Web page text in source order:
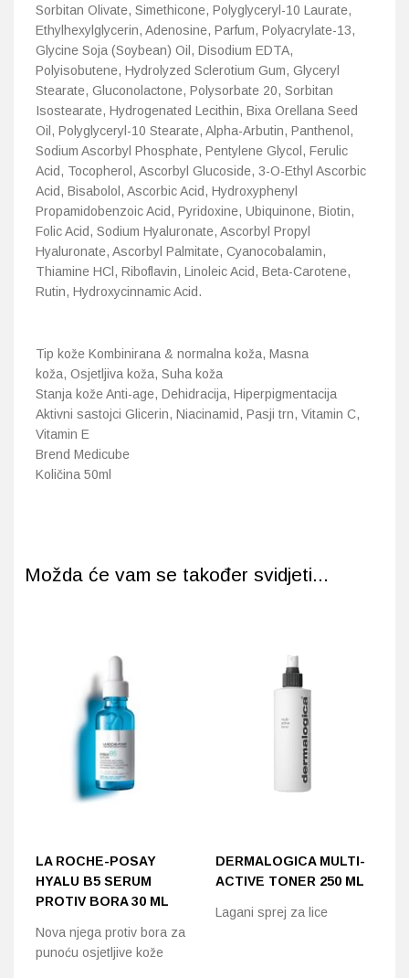
Sorbitan Olivate, Simethicone, Polyglyceryl-10 Laurate,
Ethylhexylglycerin, Adenosine, Parfum, Polyacrylate-13,
Glycine Soja (Soybean) Oil, Disodium EDTA,
Polyisobutene, Hydrolyzed Sclerotium Gum, Glyceryl
Stearate, Gluconolactone, Polysorbate 20, Sorbitan
Isostearate, Hydrogenated Lecithin, Bixa Orellana Seed
Oil, Polyglyceryl-10 Stearate, Alpha-Arbutin, Panthenol,
Sodium Ascorbyl Phosphate, Pentylene Glycol, Ferulic
Acid, Tocopherol, Ascorbyl Glucoside, 3-O-Ethyl Ascorbic
Acid, Bisabolol, Ascorbic Acid, Hydroxyphenyl
Propamidobenzoic Acid, Pyridoxine, Ubiquinone, Biotin,
Folic Acid, Sodium Hyaluronate, Ascorbyl Propyl
Hyaluronate, Ascorbyl Palmitate, Cyanocobalamin,
Thiamine HCl, Riboflavin, Linoleic Acid, Beta-Carotene,
Rutin, Hydroxycinnamic Acid.
Tip kože Kombinirana & normalna koža, Masna
koža, Osjetljiva koža, Suha koža
Stanja kože Anti-age, Dehidracija, Hiperpigmentacija
Aktivni sastojci Glicerin, Niacinamid, Pasji trn, Vitamin C,
Vitamin E
Brend Medicube
Količina 50ml
Možda će vam se također svidjeti...
LA ROCHE-POSAY
HYALU B5 SERUM
PROTIV BORA 30 ML
Nova njega protiv bora za
punoću osjetljive kože
DERMALOGICA MULTI-
ACTIVE TONER 250 ML
Lagani sprej za lice